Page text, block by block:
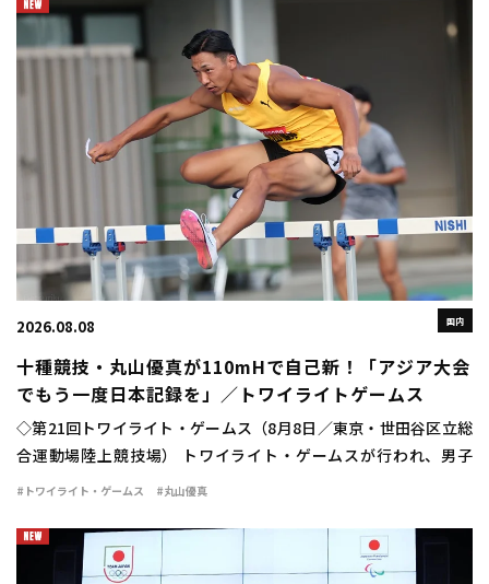
国内
2026.08.08
十種競技・丸山優真が110mHで自己新！「アジア大会
でもう一度日本記録を」／トワイライトゲームス
◇第21回トワイライト・ゲームス（8月8日／東京・世田谷区立総
合運動場陸上競技場） トワイライト・ゲームスが行われ、男子
110mハードルに十種競技日本記録保持者の丸山優真（住友電工）
#トワイライト・ゲームス #丸山優真